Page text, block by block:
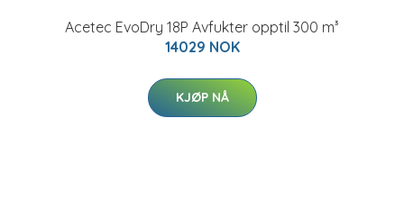
Acetec EvoDry 18P Avfukter opptil 300 m³
14029 NOK
KJØP NÅ